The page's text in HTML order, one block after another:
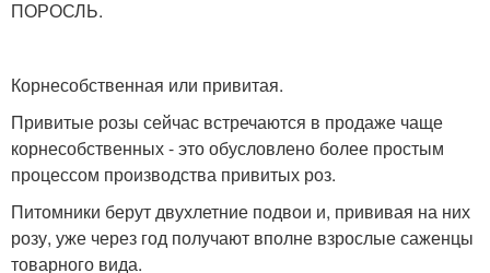
ПОРОСЛЬ.
Корнесобственная или привитая.
Привитые розы сейчас встречаются в продаже чаще
корнесобственных - это обусловлено более простым
процессом производства привитых роз.
Питомники берут двухлетние подвои и, прививая на них
розу, уже через год получают вполне взрослые саженцы
товарного вида.